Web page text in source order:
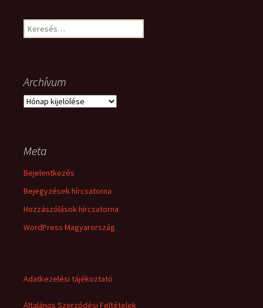
Keresés:
Archívum
Archívum
Meta
Bejelentkezés
Bejegyzések hírcsatorna
Hozzászólások hírcsatorna
WordPress Magyarország
Adatkezelési tájékoztató
Általános Szerződési Feltételek